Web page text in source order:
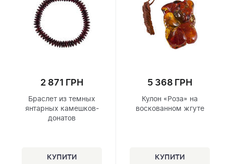
2 871 ГРН
Браслет из темных
янтарных камешков-
донатов
5 368 ГРН
Кулон «Роза» на
воскованном жгуте